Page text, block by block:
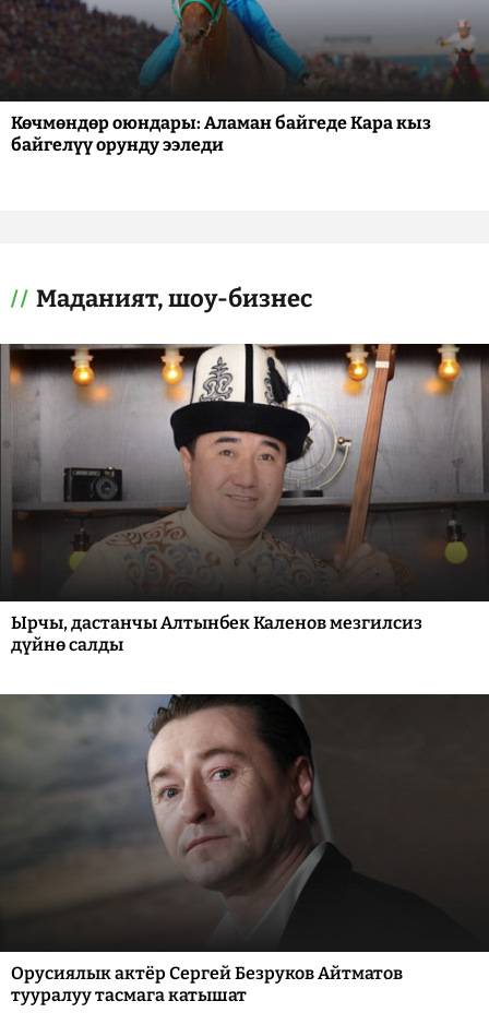
Көчмөндөр оюндары: Аламан байгеде Кара кыз
байгелүү орунду ээледи
Маданият, шоу-бизнес
Ырчы, дастанчы Алтынбек Каленов мезгилсиз
дүйнө салды
Орусиялык актёр Сергей Безруков Айтматов
тууралуу тасмага катышат